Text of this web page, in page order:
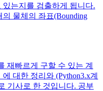
있는지를 검출하게 됩니다.
의 물체의 좌표(Bounding
재빠르게 구할 수 있는 계
대한 정리와 (Python3.x계
기사로 한 것입니다. 공부